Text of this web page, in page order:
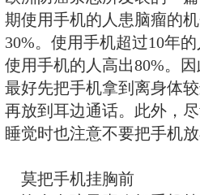
手机别放枕头边
据中国室内装饰
的赵玉峰教授介
大，它会对人的
引起头痛、头昏
的人面部还会有